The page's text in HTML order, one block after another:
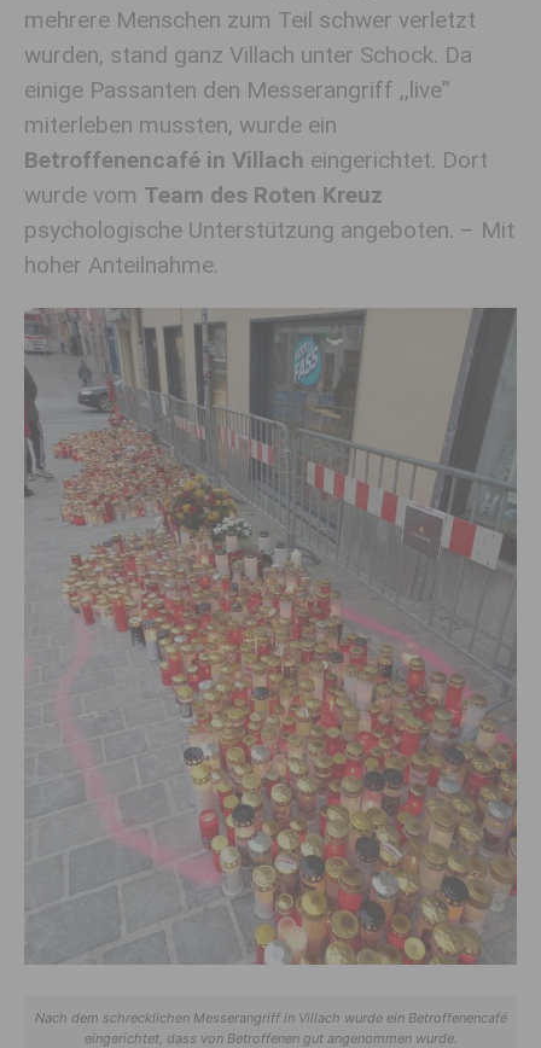
mehrere Menschen zum Teil schwer verletzt
wurden, stand ganz Villach unter Schock. Da
einige Passanten den Messerangriff ,,live”
miterleben mussten, wurde ein
Betroffenencafé in Villach eingerichtet. Dort
wurde vom Team des Roten Kreuz
psychologische Unterstützung angeboten. – Mit
hoher Anteilnahme.
Nach dem schrecklichen Messerangriff in Villach wurde ein Betroffenencafé
eingerichtet, dass von Betroffenen gut angenommen wurde.